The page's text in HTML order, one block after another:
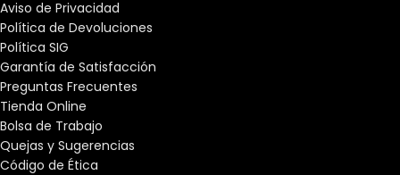
Aviso de Privacidad
Política de Devoluciones
Política SIG
Garantía de Satisfacción
Preguntas Frecuentes
Tienda Online
Bolsa de Trabajo
Quejas y Sugerencias
Código de Ética